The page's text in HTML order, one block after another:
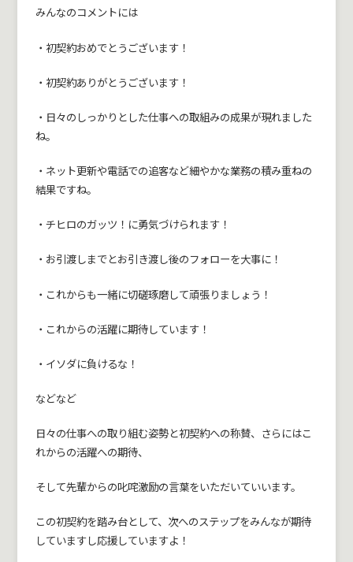
みんなのコメントには
・初契約おめでとうございます！
・初契約ありがとうございます！
・日々のしっかりとした仕事への取組みの成果が現れました
ね。
・ネット更新や電話での追客など細やかな業務の積み重ねの
結果ですね。
・チヒロのガッツ！に勇気づけられます！
・お引渡しまでとお引き渡し後のフォローを大事に！
・これからも一緒に切磋琢磨して頑張りましょう！
・これからの活躍に期待しています！
・イソダに負けるな！
などなど
日々の仕事への取り組む姿勢と初契約への称賛、さらにはこ
れからの活躍への期待、
そして先輩からの叱咤激励の言葉をいただいていいます。
この初契約を踏み台として、次へのステップをみんなが期待
していますし応援していますよ！